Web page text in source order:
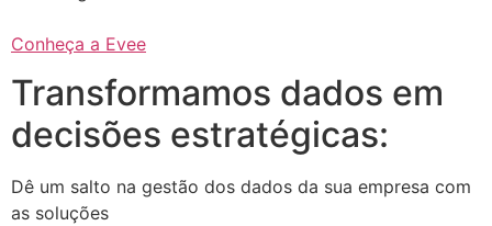
Conheça a Evee
Transformamos dados em
decisões estratégicas:
Dê um salto na gestão dos dados da sua empresa com
as soluções